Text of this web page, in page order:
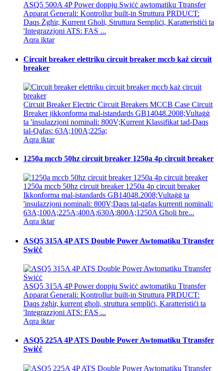
ASQ5 500A 4P Power doppju Swiċċ awtomatiku Ttransfer
Apparat Ġenerali: Kontrollur built-in Struttura PRDUCT:
Daqs Żgħir, Kurrent Għoli, Struttura Sempliċi, Karatteristiċi ta
'Integrazzjoni ATS: FAS ...
Aqra iktar
Circuit breaker elettriku circuit breaker mccb każ circuit
breaker
Circuit Breaker Electric Circuit Breakers MCCB Case Circuit
Breaker jikkonforma mal-istandards GB14048.2008;Vultaġġ
ta 'insulazzjoni nominali: 800V;Kurrent Klassifikat tad-Daqs
tal-Qafas: 63A;100A;225a;
Aqra iktar
1250a mccb 50hz circuit breaker 1250a 4p circuit breaker
1250a mccb 50hz circuit breaker 1250a 4p circuit breaker
Ikkonforma mal-istandards GB14048.2008;Vultaġġ ta
'insulazzjoni nominali: 800V;Daqs tal-qafas kurrenti nominali:
63A;100A;225A;400A;630A;800A;1250A Għoli bre...
Aqra iktar
ASQ5 315A 4P ATS Double Power Awtomatiku Ttransfer
Swiċċ
ASQ5 315A 4P Power doppju Swiċċ awtomatiku Ttransfer
Apparat Ġenerali: Kontrollur built-in Struttura PRDUCT:
Daqs żgħir, kurrent għoli, struttura sempliċi, Karatteristiċi ta
'Integrazzjoni ATS: FAS ...
Aqra iktar
ASQ5 225A 4P ATS Double Power Awtomatiku Ttransfer
Swiċċ